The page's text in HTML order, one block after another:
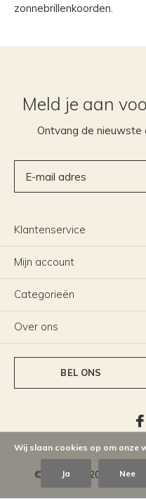
zonnebrillenkoorden.
Meld je aan
Ontvang de nieuwste
Klantenservice
Mijn account
Categorieën
Over ons
BEL ONS
© Copyright 2026 -
Wij slaan cookies op om onze
Ja Nee